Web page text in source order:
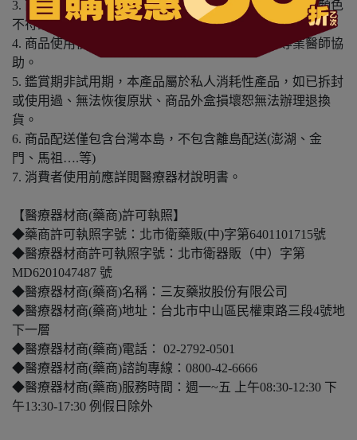
3. 商品下訂前，建議實際試色、試用後再行購買，避免顏色
不符或肌膚不適等症狀。
4. 商品使用後若出現不適或非預期反應，請尋求專業醫師協
助。
5. 鑑賞期非試用期，本產品屬於私人消耗性產品，如已拆封
或使用過、無法恢復原狀、商品外盒損壞恕無法辦理退換
貨。
6. 商品配送僅包含台灣本島，不包含離島配送(澎湖、金
門、馬祖….等)
7. 消費者使用前應詳閱醫療器材說明書。
【醫療器材商(藥商)許可執照】
◆藥商許可執照字號：北市衛藥販(中)字第6401101715號
◆醫療器材商許可執照字號：北市衛器販（中）字第
MD6201047487 號
◆醫療器材商(藥商)名稱：三友藥妝股份有限公司
◆醫療器材商(藥商)地址：台北市中山區民權東路三段4號地
下一層
◆醫療器材商(藥商)電話： 02-2792-0501
◆醫療器材商(藥商)諮詢專線：0800-42-6666
◆醫療器材商(藥商)服務時間：週一~五 上午08:30-12:30 下
午13:30-17:30 例假日除外